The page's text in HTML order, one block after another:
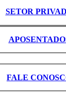
SETOR
FALE